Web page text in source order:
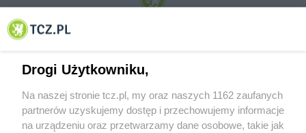
© 2001-2026 Tczew - TCZ.PL Sp. z o.o. Internetowy Serwis Informacyjny Miasta
Drogi Użytkowniku,
Na naszej stronie tcz.pl, my oraz naszych 1162 zaufanych
partnerów uzyskujemy dostęp i przechowujemy informacje
na urządzeniu oraz przetwarzamy dane osobowe, takie jak